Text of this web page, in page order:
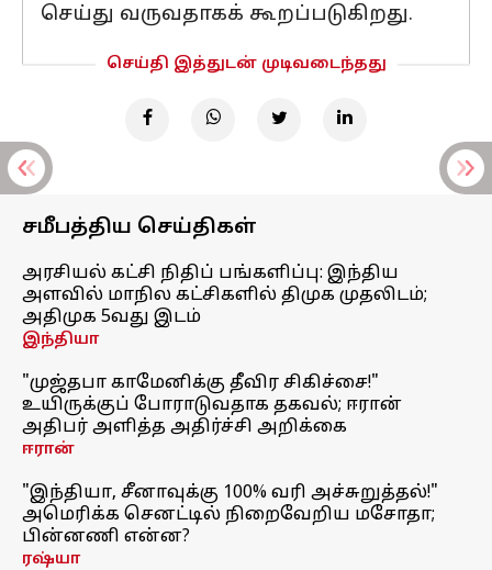
செய்து வருவதாகக் கூறப்படுகிறது.
செய்தி இத்துடன் முடிவடைந்தது
சமீபத்திய செய்திகள்
அரசியல் கட்சி நிதிப் பங்களிப்பு: இந்திய
அளவில் மாநில கட்சிகளில் திமுக முதலிடம்;
அதிமுக 5வது இடம்
இந்தியா
"முஜ்தபா காமேனிக்கு தீவிர சிகிச்சை!"
உயிருக்குப் போராடுவதாக தகவல்; ஈரான்
அதிபர் அளித்த அதிர்ச்சி அறிக்கை
ஈரான்
"இந்தியா, சீனாவுக்கு 100% வரி அச்சுறுத்தல்!"
அமெரிக்க செனட்டில் நிறைவேறிய மசோதா;
பின்னணி என்ன?
ரஷ்யா